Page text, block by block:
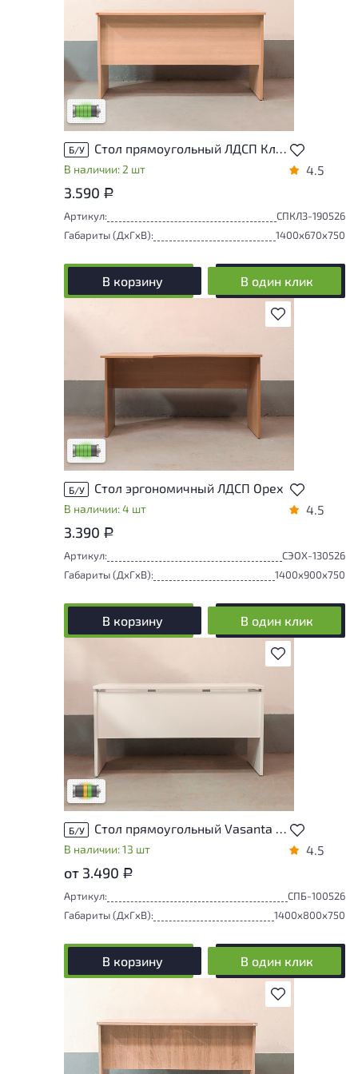
У товара присутствуют незначительные
следы эксплуатации, не влияющие на
удобство его использования
Низкая степень износа
Б/У
В наличии: 2 шт 4.5
3.590 Р
Артикул:
СПКЛ3-190526
Габариты (ДxГxВ):
1400x670x750
В корзину В один клик
В избранное
У товара присутствуют незначительные
следы эксплуатации, не влияющие на
удобство его использования
Низкая степень износа
Б/У Стол эргономичный ЛДСП Орех
В наличии: 4 шт 4.5
3.390 Р
Артикул:
СЭОХ-130526
Габариты (ДxГxВ):
1400x900x750
В корзину В один клик
В избранное
износа. От незначительных следов
влияющих на удобство его
использования. Подробнее об износе в
разделе характеристики.
Разная степень износа
Б/У Стол прямоугольный Vasanta ЛДСП Белый Россия
В наличии: 13 шт 4.5
от 3.490 Р
Артикул:
СПБ-100526
Габариты (ДxГxВ):
1400x800x750
В корзину В один клик
В избранное